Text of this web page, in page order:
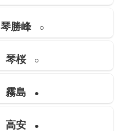
琴勝峰 ○
琴桜 ○
霧島 ●
高安 ●